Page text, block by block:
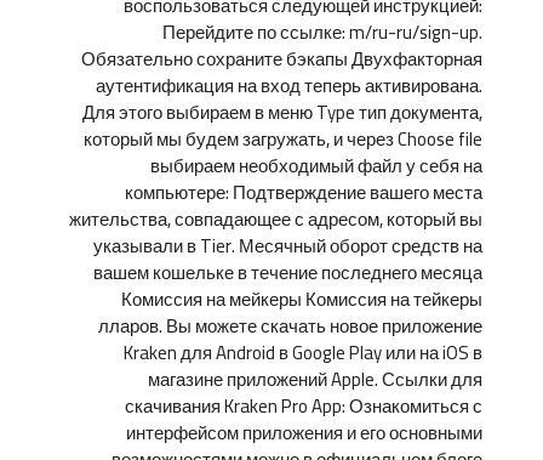
Перейдите по ссылке: m/ru-ru/sign-up.
Обязательно сохраните бэкапы Двухфакторная
аутентификация на вход теперь активирована.
Для этого выбираем в меню Type тип документа,
который мы будем загружать, и через Choose file
выбираем необходимый файл у себя на
компьютере: Подтверждение вашего места
жительства, совпадающее с адресом, который вы
указывали в Tier. Месячный оборот средств на
вашем кошельке в течение последнего месяца
Комиссия на мейкеры Комиссия на тейкеры
лларов. Вы можете скачать новое приложение
Kraken для Android в Google Play или на iOS в
магазине приложений Apple. Ссылки для
скачивания Kraken Pro App: Ознакомиться с
интерфейсом приложения и его основными